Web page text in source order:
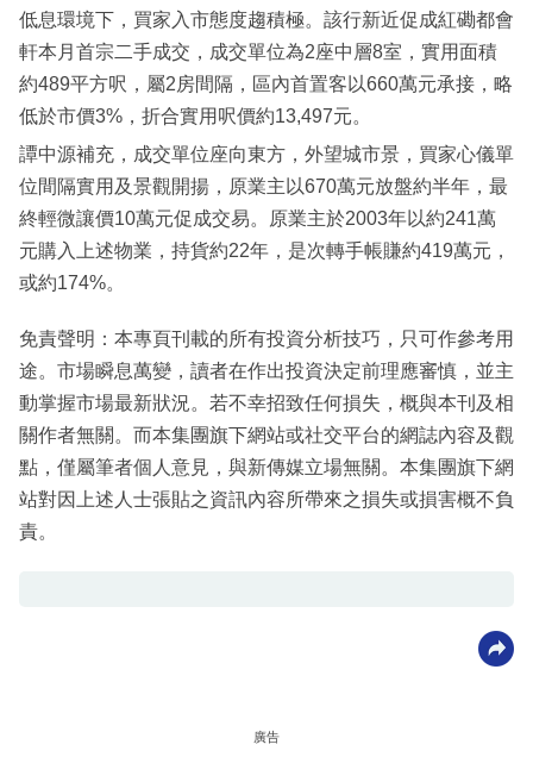
低息環境下，買家入市態度趨積極。該行新近促成紅磡都會
軒本月首宗二手成交，成交單位為2座中層8室，實用面積
約489平方呎，屬2房間隔，區內首置客以660萬元承接，略
低於市價3%，折合實用呎價約13,497元。
譚中源補充，成交單位座向東方，外望城市景，買家心儀單
位間隔實用及景觀開揚，原業主以670萬元放盤約半年，最
終輕微讓價10萬元促成交易。原業主於2003年以約241萬
元購入上述物業，持貨約22年，是次轉手帳賺約419萬元，
或約174%。
免責聲明：本專頁刊載的所有投資分析技巧，只可作參考用
途。市場瞬息萬變，讀者在作出投資決定前理應審慎，並主
動掌握市場最新狀況。若不幸招致任何損失，概與本刊及相
關作者無關。而本集團旗下網站或社交平台的網誌內容及觀
點，僅屬筆者個人意見，與新傳媒立場無關。本集團旗下網
站對因上述人士張貼之資訊內容所帶來之損失或損害概不負
責。
廣告